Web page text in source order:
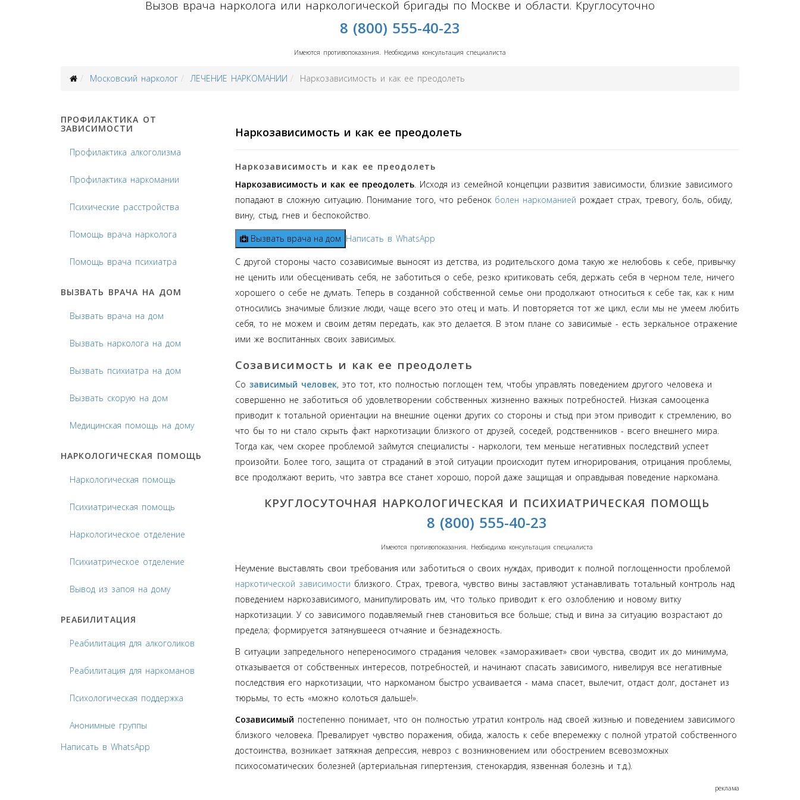
Вызов врача нарколога или наркологической бригады по Москве и области. Круглосуточно
8 (800) 555-40-23
Имеются противопоказания. Необходима консультация специалиста
Московский нарколог ЛЕЧЕНИЕ НАРКОМАНИИ Наркозависимость и как ее преодолеть
ПРОФИЛАКТИКА ОТ
ЗАВИСИМОСТИ
Профилактика алкоголизма
Профилактика наркомании
Психические расстройства
Помощь врача нарколога
Помощь врача психиатра
ВЫЗВАТЬ ВРАЧА НА ДОМ
Вызвать врача на дом
Вызвать нарколога на дом
Вызвать психиатра на дом
Вызвать скорую на дом
Медицинская помощь на дому
НАРКОЛОГИЧЕСКАЯ ПОМОЩЬ
Наркологическая помощь
Психиатрическая помощь
Наркологическое отделение
Психиатрическое отделение
Вывод из запоя на дому
РЕАБИЛИТАЦИЯ
Реабилитация для алкоголиков
Реабилитация для наркоманов
Психологическая поддержка
Анонимные группы
Написать в WhatsApp
Наркозависимость и как ее преодолеть
Наркозависимость и как ее преодолеть
Наркозависимость и как ее преодолеть. Исходя из семейной концепции развития зависимости, близкие зависимого
попадают в сложную ситуацию. Понимание того, что ребенок болен наркоманией рождает страх, тревогу, боль, обиду,
вину, стыд, гнев и беспокойство.
Вызвать врача на дом Написать в WhatsApp
С другой стороны часто созависимые выносят из детства, из родительского дома такую же нелюбовь к себе, привычку
не ценить или обесценивать себя, не заботиться о себе, резко критиковать себя, держать себя в черном теле, ничего
хорошего о себе не думать. Теперь в созданной собственной семье они продолжают относиться к себе так, как к ним
относились значимые близкие люди, чаще всего это отец и мать. И повторяется тот же цикл, если мы не умеем любить
себя, то не можем и своим детям передать, как это делается. В этом плане со зависимые - есть зеркальное отражение
ими же воспитанных своих зависимых.
Созависимость и как ее преодолеть
Со зависимый человек, это тот, кто полностью поглощен тем, чтобы управлять поведением другого человека и
совершенно не заботиться об удовлетворении собственных жизненно важных потребностей. Низкая самооценка
приводит к тотальной ориентации на внешние оценки других со стороны и стыд при этом приводит к стремлению, во
что бы то ни стало скрыть факт наркотизации близкого от друзей, соседей, родственников - всего внешнего мира.
Тогда как, чем скорее проблемой займутся специалисты - наркологи, тем меньше негативных последствий успеет
произойти. Более того, защита от страданий в этой ситуации происходит путем игнорирования, отрицания проблемы,
все продолжают верить, что завтра все станет хорошо, порой даже защищая и оправдывая поведение наркомана.
КРУГЛОСУТОЧНАЯ НАРКОЛОГИЧЕСКАЯ И ПСИХИАТРИЧЕСКАЯ ПОМОЩЬ
8 (800) 555-40-23
Имеются противопоказания. Необходима консультация специалиста
Неумение выставлять свои требования или заботиться о своих нуждах, приводит к полной поглощенности проблемой
наркотической зависимости близкого. Страх, тревога, чувство вины заставляют устанавливать тотальный контроль над
поведением наркозависимого, манипулировать им, что только приводит к его озлоблению и новому витку
наркотизации. У со зависимого подавляемый гнев становиться все больше; стыд и вина за ситуацию возрастают до
предела; формируется затянувшееся отчаяние и безнадежность.
В ситуации запредельного непереносимого страдания человек «замораживает» свои чувства, сводит их до минимума,
отказывается от собственных интересов, потребностей, и начинают спасать зависимого, нивелируя все негативные
последствия его наркотизации, что наркоманом быстро усваивается - мама спасет, вылечит, отдаст долг, достанет из
тюрьмы, то есть «можно колоться дальше!».
Созависимый постепенно понимает, что он полностью утратил контроль над своей жизнью и поведением зависимого
близкого человека. Превалирует чувство поражения, обида, жалость к себе вперемежку с полной утратой собственного
достоинства, возникает затяжная депрессия, невроз с возникновением или обострением всевозможных
психосоматических болезней (артериальная гипертензия, стенокардия, язвенная болезнь и т.д.).
реклама